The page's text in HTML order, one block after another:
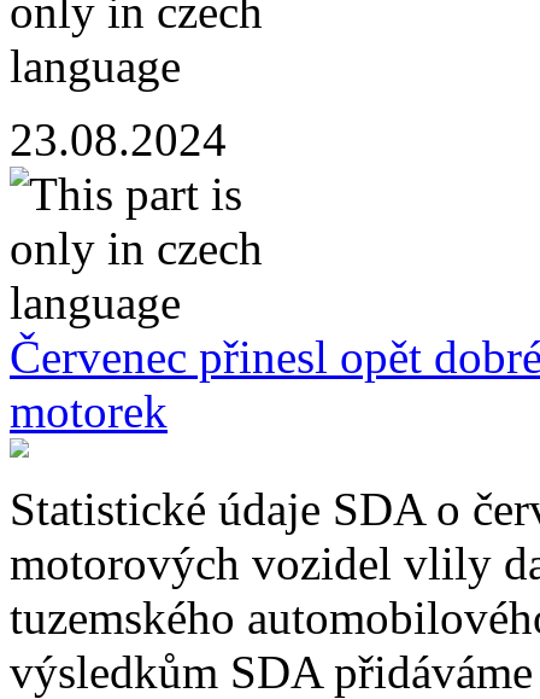
23.08.2024
Červenec přinesl opět
motorek
Statistické údaje SDA o
motorových vozidel vlily
tuzemského
výsledkům SDA